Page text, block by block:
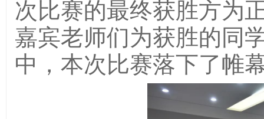
次比赛的最终获胜方为
嘉宾老师们为获胜的同
中，本次比赛落下了帷